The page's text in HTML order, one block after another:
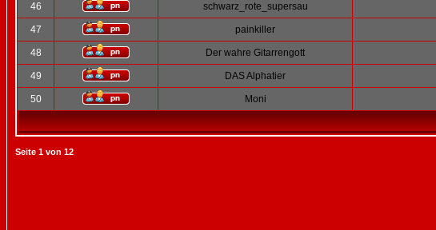
46 schwarz_rote_supersau
47 painkiller
48 Der wahre Gitarrengott
49 DAS Alphatier
50 Moni
Seite 1 von 12